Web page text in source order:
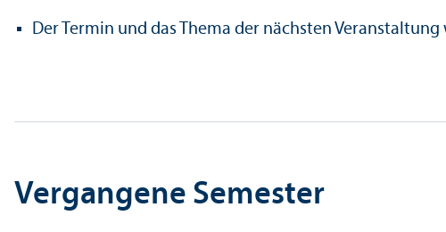
Der Termin und das Thema der nächsten
Vergangene Semester